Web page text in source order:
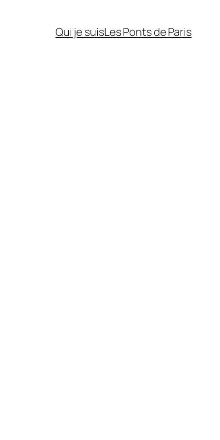
Qui je suisLes Ponts de Paris